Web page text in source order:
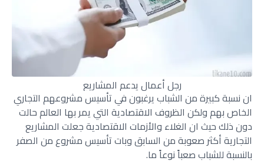
رجل أعمال يدعم المشاريع
ان نسبة كبيرة من الشباب يرغبون في تأسيس مشروعهم التجاري
الخاص بهم ولكن الظروف الاقتصادية التي يمر بها العالم حالت
دون ذلك حيث ان الغلاء والأزمات الاقتصادية جعلت المشاريع
التجارية أكثر صعوبة من السابق وبات تأسيس مشروع من الصفر
بالنسبة للشباب صعباً نوعاً ما.